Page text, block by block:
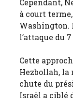
Cependant,
à court
Washington.
l’attaque du
Cette
Hezbollah, la
chute du
Israël a ciblé